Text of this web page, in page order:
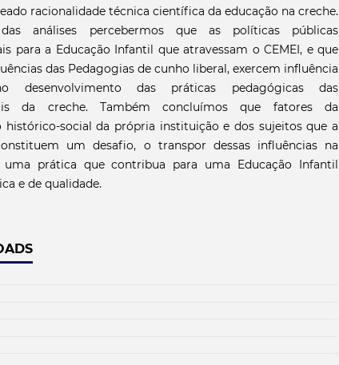
racionalidade técnica científica da educação na creche.
análises percebermos que as políticas públicas
para a Educação Infantil que atravessam o CEMEI, e que
das Pedagogias de cunho liberal, exercem influência
desenvolvimento das práticas pedagógicas das
da creche. Também concluímos que fatores da
histórico-social da própria instituição e dos sujeitos que a
um desafio, o transpor dessas influências na
uma prática que contribua para uma Educação Infantil
e de qualidade.